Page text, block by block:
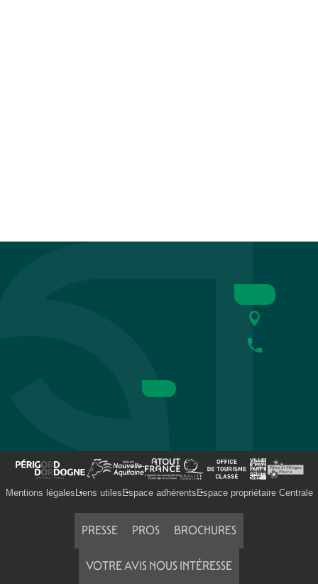
Mentions légales Liens utiles Espace adhérents Espace propriétaire Centrale
PRESSE PROS BROCHURES
VOTRE AVIS NOUS INTÉRESSE